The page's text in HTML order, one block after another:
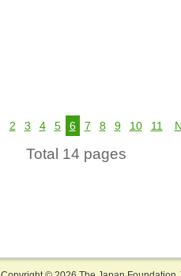
2 3 4 5 6 7 8 9 10 11
Total 14 pages